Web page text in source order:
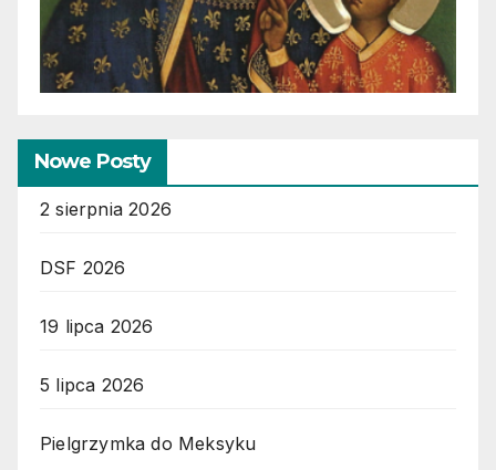
Nowe Posty
2 sierpnia 2026
DSF 2026
19 lipca 2026
5 lipca 2026
Pielgrzymka do Meksyku